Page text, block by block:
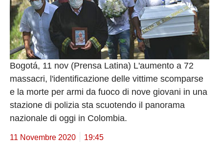
Bogotá, 11 nov (Prensa Latina) L'aumento a 72
massacri, l'identificazione delle vittime scomparse
e la morte per armi da fuoco di nove giovani in una
stazione di polizia sta scuotendo il panorama
nazionale di oggi in Colombia.
11 Novembre 2020 19:45